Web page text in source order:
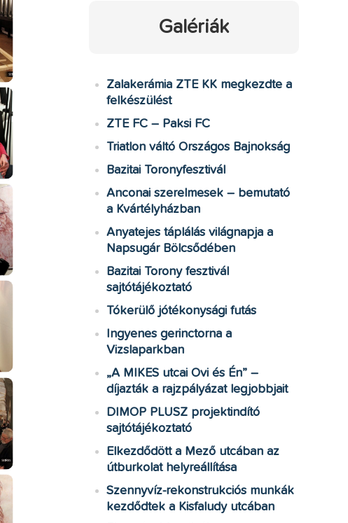
Galériák
Zalakerámia ZTE KK megkezdte a
felkészülést
ZTE FC – Paksi FC
Triatlon váltó Országos Bajnokság
Bazitai Toronyfesztivál
Anconai szerelmesek – bemutató
a Kvártélyházban
Anyatejes táplálás világnapja a
Napsugár Bölcsődében
Bazitai Torony fesztivál
sajtótájékoztató
Tókerülő jótékonysági futás
Ingyenes gerinctorna a
Vizslaparkban
„A MIKES utcai Ovi és Én” –
díjazták a rajzpályázat legjobbjait
DIMOP PLUSZ projektindító
sajtótájékoztató
Elkezdődött a Mező utcában az
útburkolat helyreállítása
Szennyvíz-rekonstrukciós munkák
kezdődtek a Kisfaludy utcában